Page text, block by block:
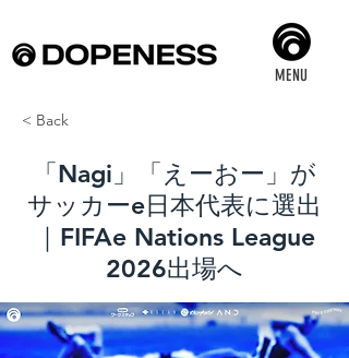
MENU
< Back
「Nagi」「えーおー」が
サッカーe日本代表に選出
｜FIFAe Nations League
2026出場へ